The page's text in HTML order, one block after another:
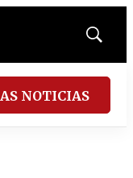
Mostrar
NOTICIAS